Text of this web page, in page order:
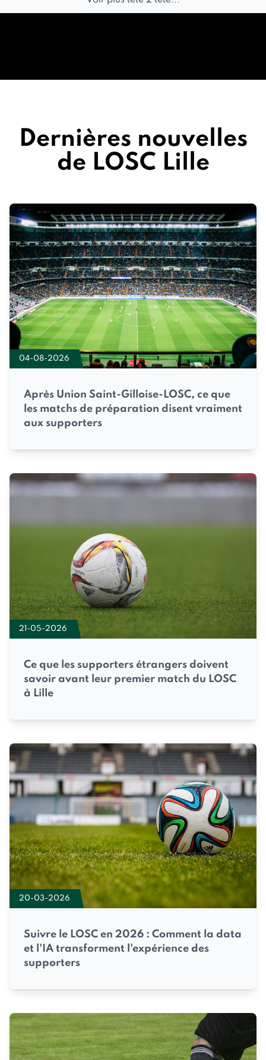
Dernières nouvelles
de LOSC Lille
04-08-2026
Après Union Saint-Gilloise-LOSC, ce que
les matchs de préparation disent vraiment
aux supporters
21-05-2026
Ce que les supporters étrangers doivent
savoir avant leur premier match du LOSC
à Lille
20-03-2026
Suivre le LOSC en 2026 : Comment la data
et l'IA transforment l'expérience des
supporters